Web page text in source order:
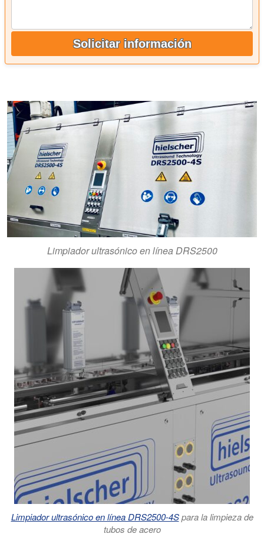
Solicitar información
Limpiador ultrasónico en línea DRS2500
Limpiador ultrasónico en línea DRS2500-4Spara la limpieza de
tubos de acero